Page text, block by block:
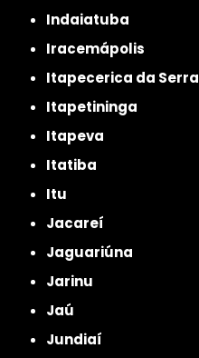
Indaiatuba
Iracemápolis
Itapecerica da Serra
Itapetininga
Itapeva
Itatiba
Itu
Jacareí
Jaguariúna
Jarinu
Jaú
Jundiaí